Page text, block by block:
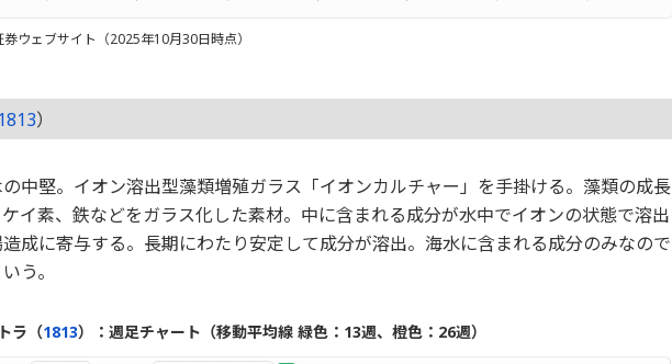
ウェブサイト（2025年10月30日時点）
1813）
中堅。イオン溶出型藻類増殖ガラス「イオンカルチャー」を手掛ける。藻類の成長
イ素、鉄などをガラス化した素材。中に含まれる成分が水中でイオンの状態で溶出
成に寄与する。長期にわたり安定して成分が溶出。海水に含まれる成分のみなので
う。
ラ（1813）：週足チャート（移動平均線 緑色：13週、橙色：26週）